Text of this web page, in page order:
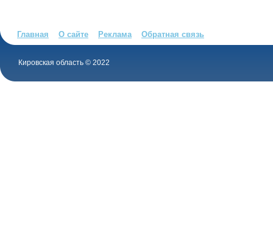
Главная О сайте Реклама Обратная связь
Кировская область © 2022